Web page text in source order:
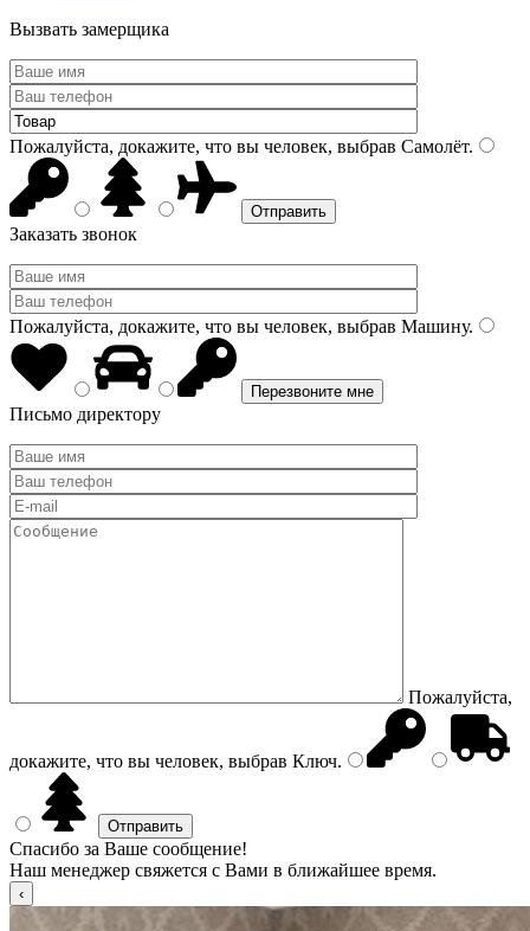
Вызвать замерщика
Пожалуйста, докажите, что вы человек, выбрав Самолёт.
Заказать звонок
Пожалуйста, докажите, что вы человек, выбрав Машину.
Письмо директору
Пожалуйста,
докажите, что вы человек, выбрав Ключ.
Спасибо за Ваше сообщение!
Наш менеджер свяжется с Вами в ближайшее время.